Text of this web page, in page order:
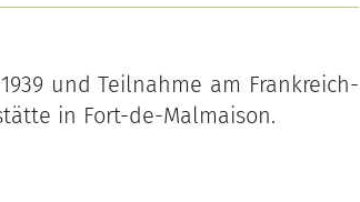
und Teilnahme am Frankreich-
in Fort-de-Malmaison.